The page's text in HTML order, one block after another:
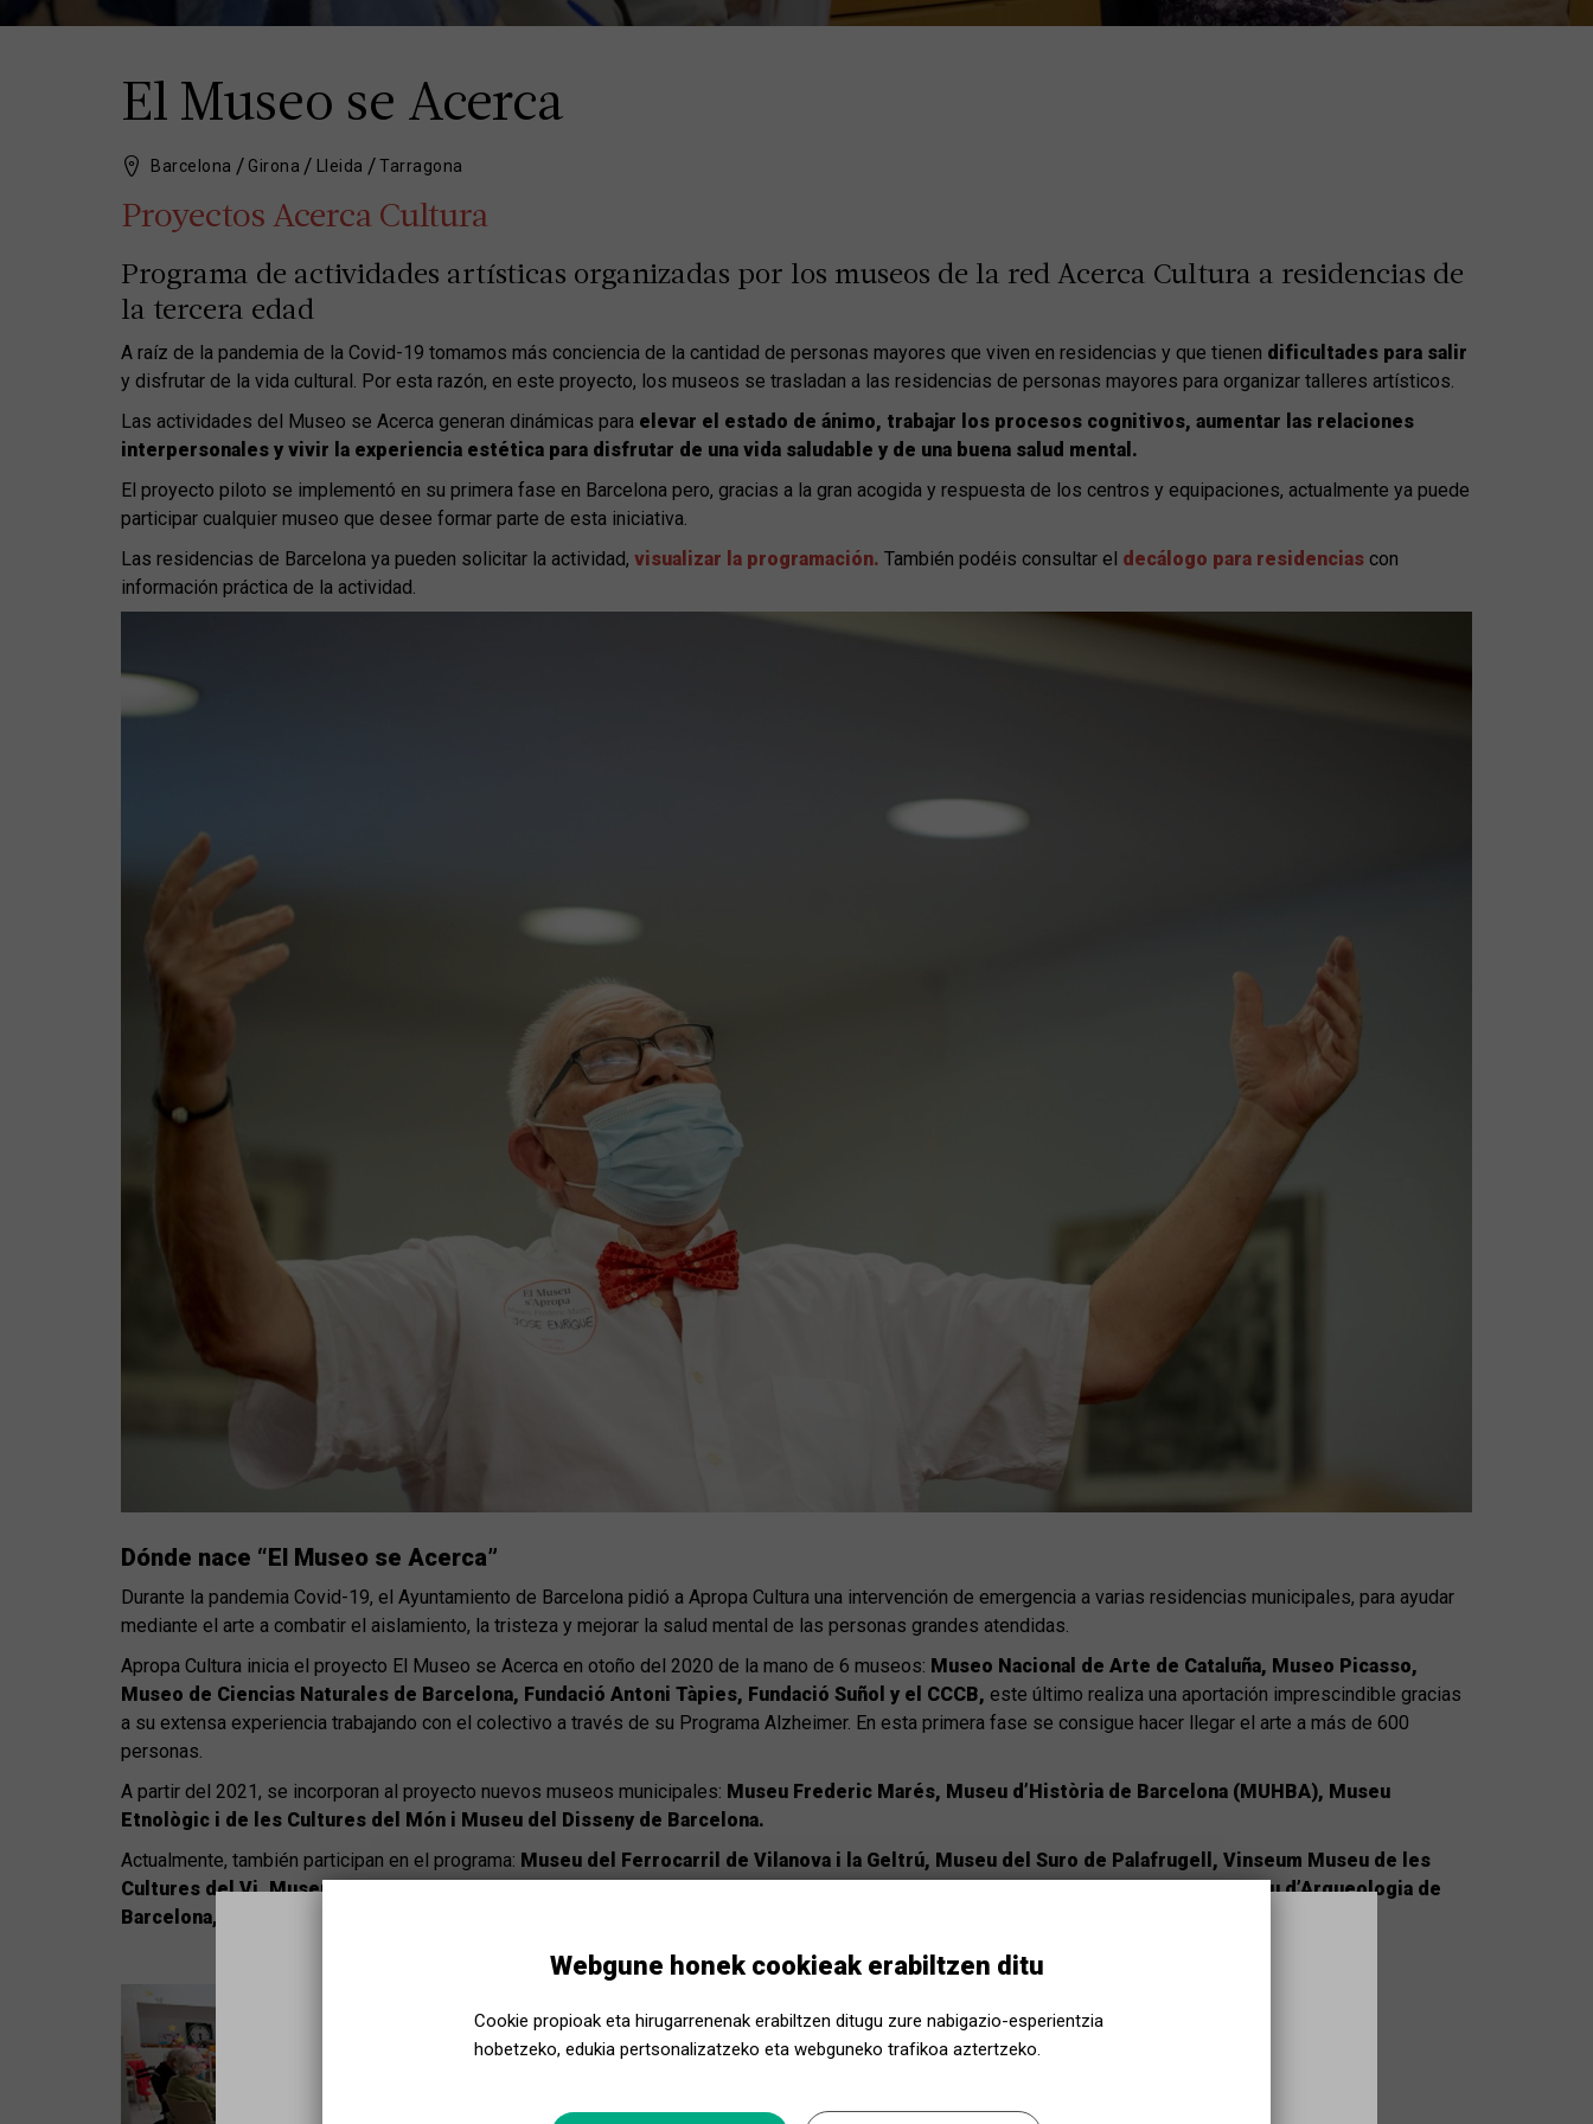
El Museo se Acerca
Barcelona Girona Lleida Tarragona
Proyectos Acerca Cultura
Programa de actividades artísticas organizadas por los museos de la red Acerca Cultura a residencias de
la tercera edad
A raíz de la pandemia de la Covid-19 tomamos más conciencia de la cantidad de personas mayores que viven en residencias y que tienen dificultades para salir
y disfrutar de la vida cultural. Por esta razón, en este proyecto, los museos se trasladan a las residencias de personas mayores para organizar talleres artísticos.
Las actividades del Museo se Acerca generan dinámicas para elevar el estado de ánimo, trabajar los procesos cognitivos, aumentar las relaciones
interpersonales y vivir la experiencia estética para disfrutar de una vida saludable y de una buena salud mental.
El proyecto piloto se implementó en su primera fase en Barcelona pero, gracias a la gran acogida y respuesta de los centros y equipaciones, actualmente ya puede
participar cualquier museo que desee formar parte de esta iniciativa.
Las residencias de Barcelona ya pueden solicitar la actividad, visualizar la programación. También podéis consultar el decálogo para residencias con
información práctica de la actividad.
Dónde nace “El Museo se Acerca”
Durante la pandemia Covid-19, el Ayuntamiento de Barcelona pidió a Apropa Cultura una intervención de emergencia a varias residencias municipales, para ayudar
mediante el arte a combatir el aislamiento, la tristeza y mejorar la salud mental de las personas grandes atendidas.
Apropa Cultura inicia el proyecto El Museo se Acerca en otoño del 2020 de la mano de 6 museos: Museo Nacional de Arte de Cataluña, Museo Picasso,
Museo de Ciencias Naturales de Barcelona, Fundació Antoni Tàpies, Fundació Suñol y el CCCB, este último realiza una aportación imprescindible gracias
a su extensa experiencia trabajando con el colectivo a través de su Programa Alzheimer. En esta primera fase se consigue hacer llegar el arte a más de 600
personas.
A partir del 2021, se incorporan al proyecto nuevos museos municipales: Museu Frederic Marés, Museu d’Història de Barcelona (MUHBA), Museu
Etnològic i de les Cultures del Món i Museu del Disseny de Barcelona.
Actualmente, también participan en el programa: Museu del Ferrocarril de Vilanova i la Geltrú, Museu del Suro de Palafrugell, Vinseum Museu de les
Cultures del Vi, Museu Olímpic i de l’Esport, MACBA, Castell de Montjuïc, El Born CCM, Museu d’Història de Catalunya, Museu d’Arqueologia de
Barcelona, Fundació Mas Miró, Museu del Joguet, Museu de la Vida Rural.
Webgune honek cookieak erabiltzen ditu
Cookie propioak eta hirugarrenenak erabiltzen ditugu zure nabigazio-esperientzia
hobetzeko, edukia pertsonalizatzeko eta webguneko trafikoa aztertzeko.